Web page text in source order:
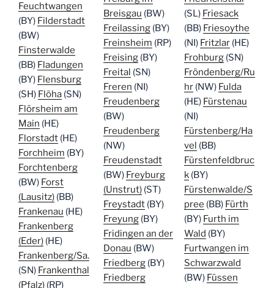
Feuchtwangen
(BY) Filderstadt
(BW)
Finsterwalde
(BB) Fladungen
(BY) Flensburg
(SH) Flöha (SN)
Flörsheim am
Main (HE)
Florstadt (HE)
Forchheim (BY)
Forchtenberg
(BW) Forst
(Lausitz) (BB)
Frankenau (HE)
Frankenberg
(Eder) (HE)
Frankenberg/Sa.
(SN) Frankenthal
(Pfalz) (RP)
Breisgau (BW)
Freilassing(BY)
Freinsheim (RP)
Freising(BY)
Freital (SN)
Freren (NI)
Freudenberg
(BW)
Freudenberg
(NW)
Freudenstadt
(BW) Freyburg
(Unstrut)(ST)
Freystadt(BY)
Freyung(BY)
Fridingen an der
Donau (BW)
Friedberg(BY)
Friedberg
(SL) Friesack
(BB) Friesoythe
(NI) Fritzlar(HE)
Frohburg(SN)
Fröndenberg/Ru
hr(NW) Fulda
(HE) Fürstenau
(NI)
Fürstenberg/Ha
vel (BB)
Fürstenfeldbruc
k(BY)
Fürstenwalde/S
pree (BB) Fürth
(BY) Furth im
Wald (BY)
Furtwangen im
Schwarzwald
(BW) Füssen